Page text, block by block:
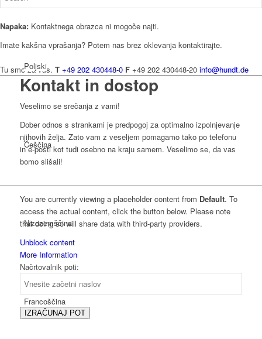
Poljski
Češčina
Nizozemščina
Francoščina
Napaka: Kontaktnega obrazca ni mogoče najti.
Imate kakšna vprašanja? Potem nas brez oklevanja kontaktirajte.
Tu smo za vas. T +49 202 430448-0 F +49 202 430448-20 info@hundt.de
Kontakt in dostop
Veselimo se srečanja z vami!
Dober odnos s strankami je predpogoj za optimalno izpolnjevanje
njihovih želja. Zato vam z veseljem pomagamo tako po telefonu
in e-pošti kot tudi osebno na kraju samem. Veselimo se, da vas
bomo slišali!
You are currently viewing a placeholder content from Default. To
access the actual content, click the button below. Please note
that doing so will share data with third-party providers.
Unblock content
More Information
Načrtovalnik poti:
IZRAČUNAJ POT